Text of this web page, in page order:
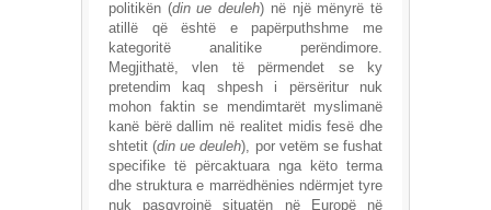
politikën (din ue deuleh) në një mënyrë të
atillë që është e papërputhshme me
kategoritë analitike perëndimore.
Megjithatë, vlen të përmendet se ky
pretendim kaq shpesh i përsëritur nuk
mohon faktin se mendimtarët myslimanë
kanë bërë dallim në realitet midis fesë dhe
shtetit (din ue deuleh), por vetëm se fushat
specifike të përcaktuara nga këto terma
dhe struktura e marrëdhënies ndërmjet tyre
nuk pasqyrojnë situatën në Europë në